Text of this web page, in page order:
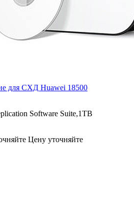
для СХД Huawei 18500
Software Suite,1TB
Цену уточняйте